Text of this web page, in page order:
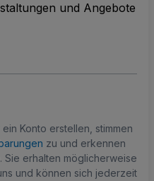
und Angebote
Konto erstellen, stimmen
zu und erkennen
Sie erhalten möglicherweise
und können sich jederzeit